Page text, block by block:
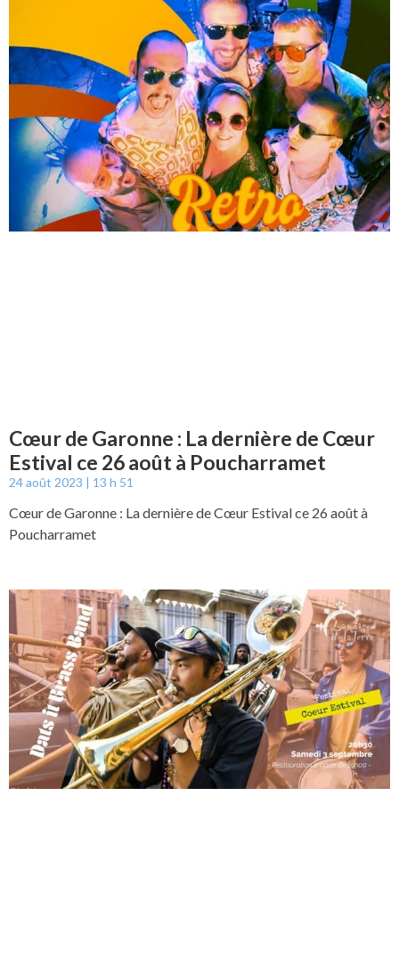
Cœur de Garonne : La dernière de Cœur
Estival ce 26 août à Poucharramet
24 août 2023 13 h 51
Cœur de Garonne : La dernière de Cœur Estival ce 26 août à
Poucharramet